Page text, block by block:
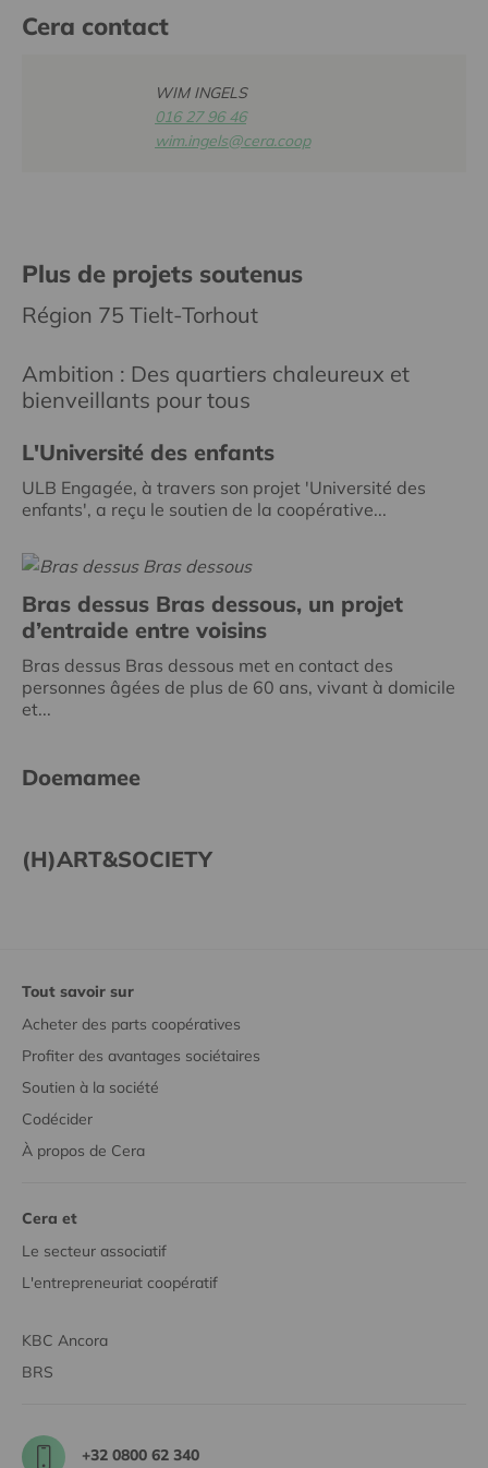
Cera contact
WIM INGELS
016 27 96 46
wim.ingels@cera.coop
Plus de projets soutenus
Région 75 Tielt-Torhout
Ambition : Des quartiers chaleureux et
bienveillants pour tous
L'Université des enfants
ULB Engagée, à travers son projet 'Université des
enfants', a reçu le soutien de la coopérative...
Bras dessus Bras dessous, un projet
d’entraide entre voisins
Bras dessus Bras dessous met en contact des
personnes âgées de plus de 60 ans, vivant à domicile
et...
Doemamee
(H)ART&SOCIETY
Tout savoir sur
Acheter des parts coopératives
Profiter des avantages sociétaires
Soutien à la société
Codécider
À propos de Cera
Cera et
Le secteur associatif
L'entrepreneuriat coopératif
KBC Ancora
BRS
+32 0800 62 340